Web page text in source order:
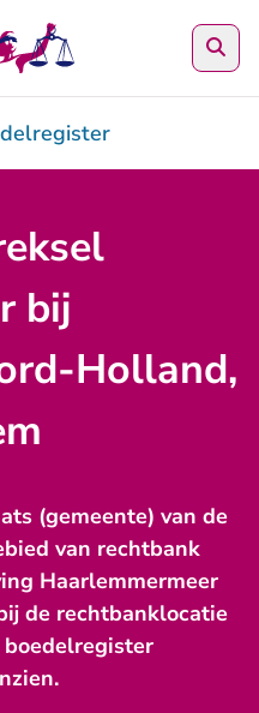
bij
Holland,
(gemeente) van de
van rechtbank
Haarlemmermeer
de rechtbanklocatie